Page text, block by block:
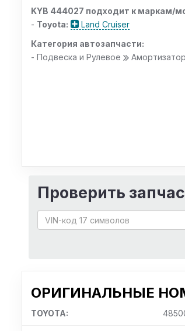
KYB 444027 подходит к маркам/
- Toyota:
Land Cruiser
Категория автозапчасти:
- Подвеска и Рулевое
Проверить
ОРИГИНАЛЬНЫЕ
TOYOTA: